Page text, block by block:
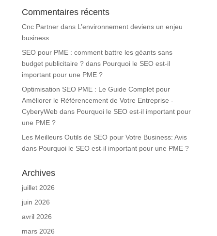
Commentaires récents
Cnc Partnerdans L’environnement deviens un enjeu
business
SEO pour PME : comment battre les géants sans
budget publicitaire ?dans Pourquoi le SEO est-il
important pour une PME ?
Optimisation SEO PME : Le Guide Complet pour
Améliorer le Référencement de Votre Entreprise -
CyberyWebdans Pourquoi le SEO est-il important pour
une PME ?
Les Meilleurs Outils de SEO pour Votre Business: Avis
dans Pourquoi le SEO est-il important pour une PME ?
Archives
juillet 2026
juin 2026
avril 2026
mars 2026